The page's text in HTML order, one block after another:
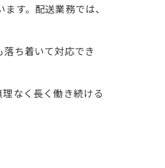
す。配送業務では、
ち着いて対応でき
なく長く働き続ける